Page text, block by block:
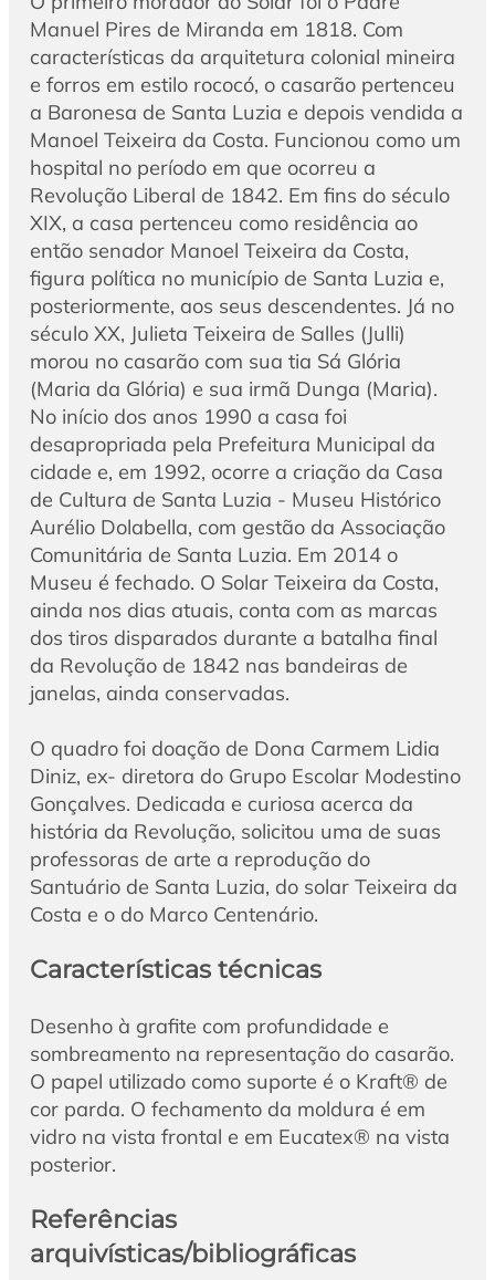
Manuel Pires de Miranda em 1818. Com
características da arquitetura colonial mineira
e forros em estilo rococó, o casarão pertenceu
a Baronesa de Santa Luzia e depois vendida a
Manoel Teixeira da Costa. Funcionou como um
hospital no período em que ocorreu a
Revolução Liberal de 1842. Em fins do século
XIX, a casa pertenceu como residência ao
então senador Manoel Teixeira da Costa,
figura política no município de Santa Luzia e,
posteriormente, aos seus descendentes. Já no
século XX, Julieta Teixeira de Salles (Julli)
morou no casarão com sua tia Sá Glória
(Maria da Glória) e sua irmã Dunga (Maria).
No início dos anos 1990 a casa foi
desapropriada pela Prefeitura Municipal da
cidade e, em 1992, ocorre a criação da Casa
de Cultura de Santa Luzia - Museu Histórico
Aurélio Dolabella, com gestão da Associação
Comunitária de Santa Luzia. Em 2014 o
Museu é fechado. O Solar Teixeira da Costa,
ainda nos dias atuais, conta com as marcas
dos tiros disparados durante a batalha final
da Revolução de 1842 nas bandeiras de
janelas, ainda conservadas.
O quadro foi doação de Dona Carmem Lidia
Diniz, ex- diretora do Grupo Escolar Modestino
Gonçalves. Dedicada e curiosa acerca da
história da Revolução, solicitou uma de suas
professoras de arte a reprodução do
Santuário de Santa Luzia, do solar Teixeira da
Costa e o do Marco Centenário.
Características técnicas
Desenho à grafite com profundidade e
sombreamento na representação do casarão.
O papel utilizado como suporte é o Kraft® de
cor parda. O fechamento da moldura é em
vidro na vista frontal e em Eucatex® na vista
posterior.
Referências
arquivísticas/bibliográficas